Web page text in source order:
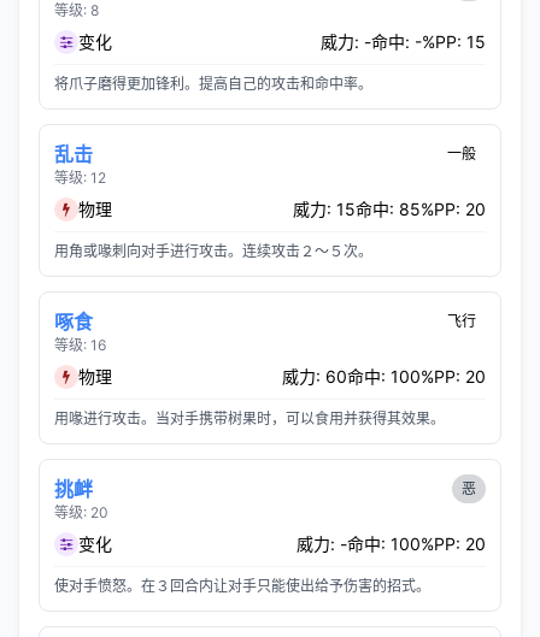
等级: 8
变化 威力: -命中: -%PP: 15
将爪子磨得更加锋利。提高自己的攻击和命中率。
乱击
等级: 12
一般
物理 威力: 15命中: 85%PP: 20
用角或喙刺向对手进行攻击。连续攻击２～５次。
啄食
等级: 16
飞行
物理 威力: 60命中: 100%PP: 20
用喙进行攻击。当对手携带树果时，可以食用并获得其效果。
挑衅
等级: 20
恶
变化 威力: -命中: 100%PP: 20
使对手愤怒。在３回合内让对手只能使出给予伤害的招式。